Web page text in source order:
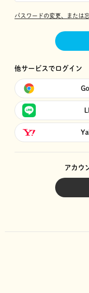
パスワードの変更、または
他サービスでログイン
アカウ